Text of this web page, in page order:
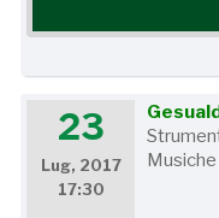
23
Lug, 2017
17:30